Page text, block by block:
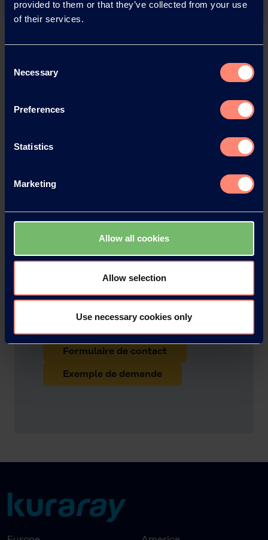
provided to them or that they’ve collected from your use
of their services.
Selection
Necessary
Preferences
Statistics
Marketing
Allow all cookies
Allow selection
Use necessary cookies only
Contactez KURARAY
POVAL™
souhaitez obtenir plus d'informations.
Formulaire de contact
Exemple de demande